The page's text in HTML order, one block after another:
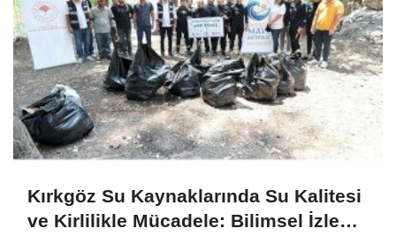
Kırkgöz Su Kaynaklarında Su Kalitesi
ve Kirlilikle Mücadele: Bilimsel İzleme